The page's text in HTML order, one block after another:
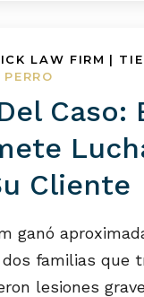
LAW FIRM |
Caso:
Cliente
ganó
familias que
lesiones